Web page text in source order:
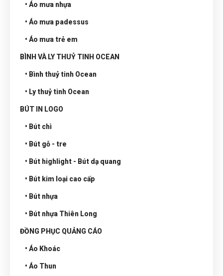
• Áo mưa nhựa
• Áo mưa padessus
• Áo mưa trẻ em
BÌNH VÀ LY THUỶ TINH OCEAN
• Bình thuỷ tinh Ocean
• Ly thuỷ tinh Ocean
BÚT IN LOGO
• Bút chì
• Bút gỗ - tre
• Bút highlight - Bút dạ quang
• Bút kim loại cao cấp
• Bút nhựa
• Bút nhựa Thiên Long
ĐỒNG PHỤC QUẢNG CÁO
• Áo Khoác
• Áo Thun